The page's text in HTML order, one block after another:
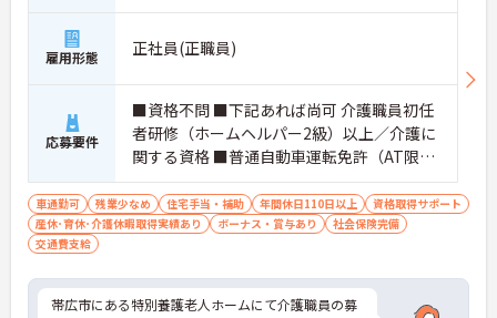
雇用形態 正社員(正職員)
応募要件
■資格不問 ■下記あれば尚可 介護職員初任
者研修（ホームヘルパー2級）以上／介護に
関する資格 ■普通自動車運転免許（AT限定
可）必須 ■経験不問 ■介護福祉施設での介
護経験あれば尚可 ■必要なPCスキル：ワー
ド・エクセルシートへの入力ができる程度
車通勤可 残業少なめ 住宅手当・補助 年間休日110日以上
資格取得サポート
産休･育休･介護休暇取得実績あり
ボーナス・賞与あり
社会保険完備
交通費支給
帯広市にある特別養護老人ホームにて介護職員の募